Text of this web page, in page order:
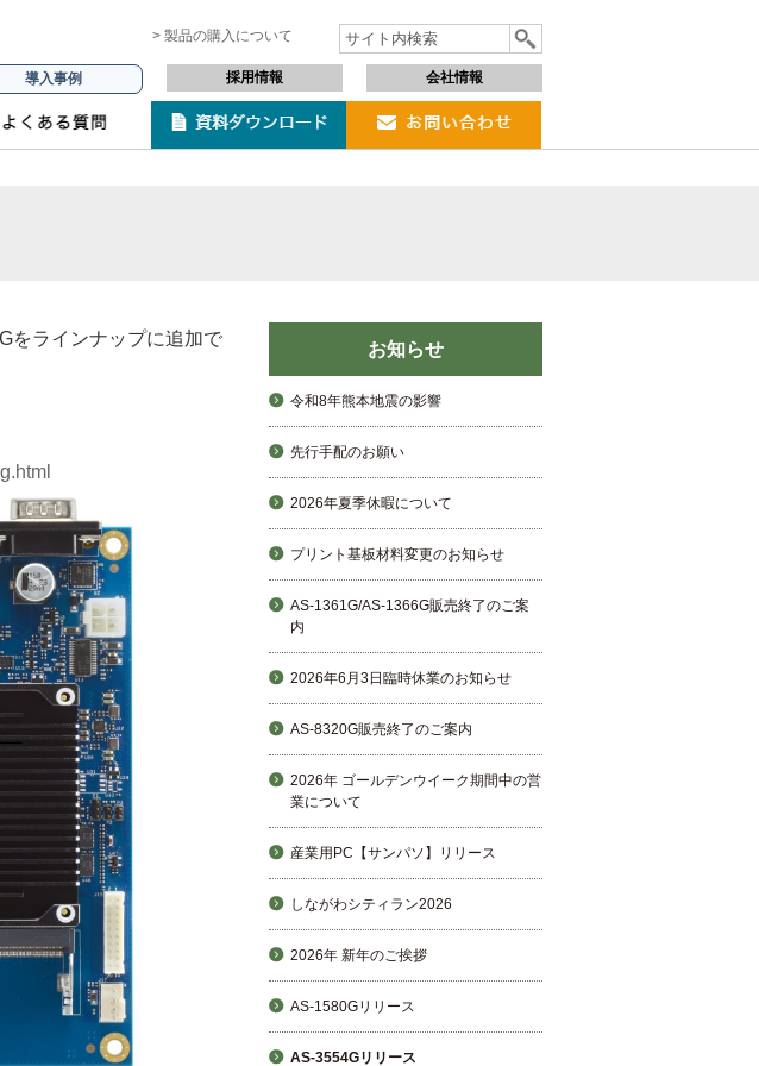
> 製品の購入について
導入事例 採用情報 会社情報
をラインナップに追加で
お知らせ
令和8年熊本地震の影響
先行手配のお願い
2026年夏季休暇について
プリント基板材料変更のお知らせ
AS-1361G/AS-1366G販売終了のご案
内
2026年6月3日臨時休業のお知らせ
AS-8320G販売終了のご案内
2026年 ゴールデンウイーク期間中の営
業について
産業用PC【サンパソ】リリース
しながわシティラン2026
2026年 新年のご挨拶
AS-1580Gリリース
AS-3554Gリリース